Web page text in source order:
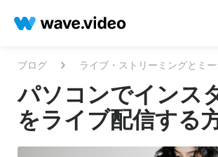
ブログ ライブ・ストリーミングとミ
パソコンでインス
をライブ配信する